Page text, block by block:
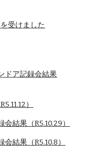
受けました
ドア記録会結果
）
結果（R5.10.29）
結果（R5.10.8）